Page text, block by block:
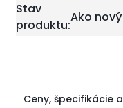
Stav
produktu:
Ako nový
Ceny, špecifikácie